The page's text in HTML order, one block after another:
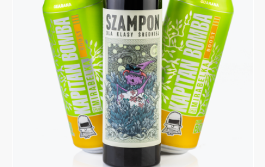
The
options
may
be
chosen
on
the
product
page